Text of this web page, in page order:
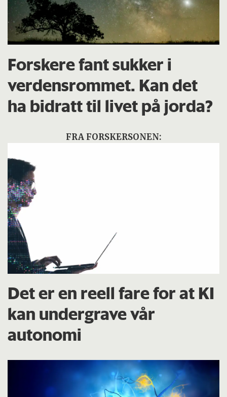
Forskere fant sukker i
verdensrommet. Kan det
ha bidratt til livet på jorda?
FRA FORSKERSONEN:
Det er en reell fare for at KI
kan undergrave vår
autonomi